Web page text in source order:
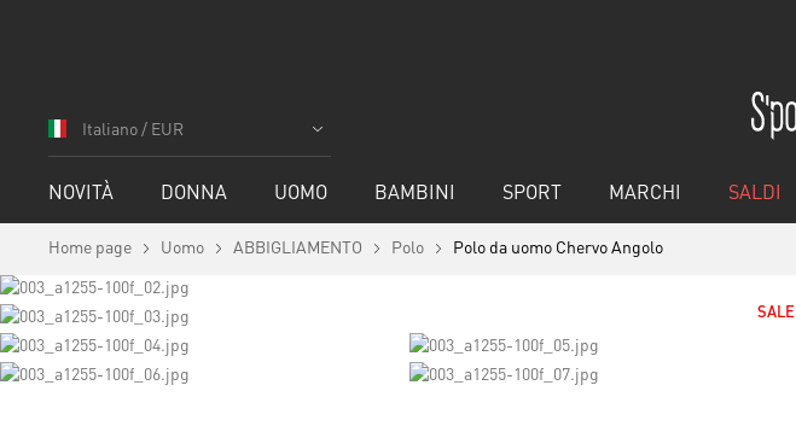
Italiano / EUR
NOVITÀ DONNA UOMO BAMBINI SPORT MARCHI SALDI
Home page Uomo ABBIGLIAMENTO Polo
Polo da uomo Chervo Angolo
Vai
alla
fine
della
galleria
SALE